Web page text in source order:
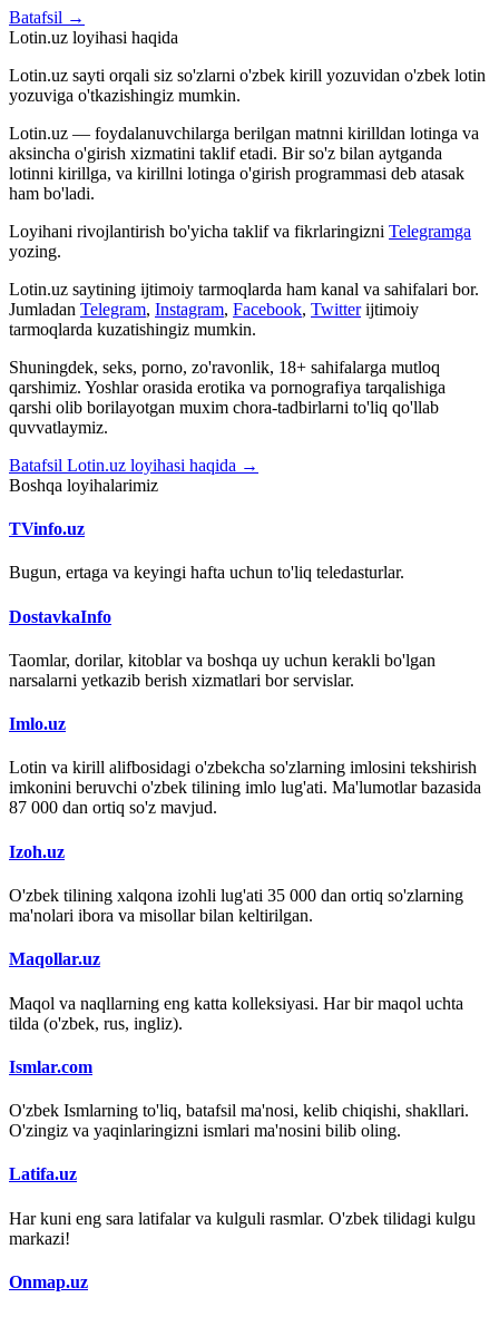
Batafsil →
Lotin.uz loyihasi haqida
Lotin.uz sayti orqali siz so'zlarni o'zbek kirill yozuvidan o'zbek lotin
yozuviga o'tkazishingiz mumkin.
Lotin.uz — foydalanuvchilarga berilgan matnni kirilldan lotinga va
aksincha o'girish xizmatini taklif etadi. Bir so'z bilan aytganda
lotinni kirillga, va kirillni lotinga o'girish programmasi deb atasak
ham bo'ladi.
Loyihani rivojlantirish bo'yicha taklif va fikrlaringizni Telegramga
yozing.
Lotin.uz saytining ijtimoiy tarmoqlarda ham kanal va sahifalari bor.
Jumladan Telegram, Instagram, Facebook, Twitter ijtimoiy
tarmoqlarda kuzatishingiz mumkin.
Shuningdek, seks, porno, zo'ravonlik, 18+ sahifalarga mutloq
qarshimiz. Yoshlar orasida erotika va pornografiya tarqalishiga
qarshi olib borilayotgan muxim chora-tadbirlarni to'liq qo'llab
quvvatlaymiz.
Batafsil Lotin.uz loyihasi haqida →
Boshqa loyihalarimiz
TVinfo.uz
Bugun, ertaga va keyingi hafta uchun to'liq teledasturlar.
DostavkaInfo
Taomlar, dorilar, kitoblar va boshqa uy uchun kerakli bo'lgan
narsalarni yetkazib berish xizmatlari bor servislar.
Imlo.uz
Lotin va kirill alifbosidagi o'zbekcha so'zlarning imlosini tekshirish
imkonini beruvchi o'zbek tilining imlo lug'ati. Ma'lumotlar bazasida
87 000 dan ortiq so'z mavjud.
Izoh.uz
O'zbek tilining xalqona izohli lug'ati 35 000 dan ortiq so'zlarning
ma'nolari ibora va misollar bilan keltirilgan.
Maqollar.uz
Maqol va naqllarning eng katta kolleksiyasi. Har bir maqol uchta
tilda (o'zbek, rus, ingliz).
Ismlar.com
O'zbek Ismlarning to'liq, batafsil ma'nosi, kelib chiqishi, shakllari.
O'zingiz va yaqinlaringizni ismlari ma'nosini bilib oling.
Latifa.uz
Har kuni eng sara latifalar va kulguli rasmlar. O'zbek tilidagi kulgu
markazi!
Onmap.uz